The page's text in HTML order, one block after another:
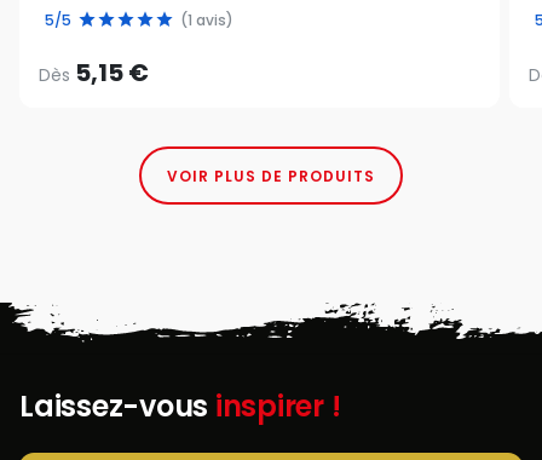
5/5 (1 avis)
Dès 5,15 €
VOIR PLUS DE PRODUITS
Laissez-vous inspirer !